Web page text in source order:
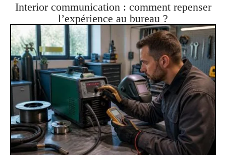
Interior communication : comment repenser
l’expérience au bureau ?